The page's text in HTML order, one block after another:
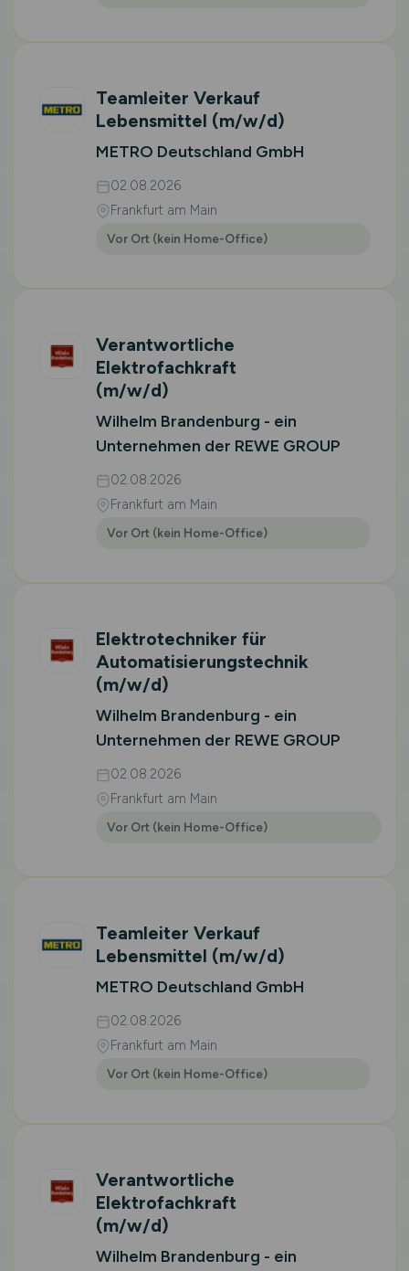
Teamleiter Verkauf
Lebensmittel (m/w/d)
METRO Deutschland GmbH
02.08.2026
Frankfurt am Main
Vor Ort (kein Home-Office)
Verantwortliche
Elektrofachkraft
(m/w/d)
Wilhelm Brandenburg - ein
Unternehmen der REWE GROUP
02.08.2026
Frankfurt am Main
Vor Ort (kein Home-Office)
Elektrotechniker für
Automatisierungstechnik
(m/w/d)
Wilhelm Brandenburg - ein
Unternehmen der REWE GROUP
02.08.2026
Frankfurt am Main
Vor Ort (kein Home-Office)
Teamleiter Verkauf
Lebensmittel (m/w/d)
METRO Deutschland GmbH
02.08.2026
Frankfurt am Main
Vor Ort (kein Home-Office)
Verantwortliche
Elektrofachkraft
(m/w/d)
Wilhelm Brandenburg - ein